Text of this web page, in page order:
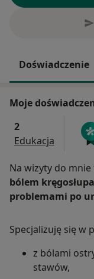
Doświadczenie
Moje
2
Edukacja
Na wizyty do
bólem
problemami po
Specjalizuję się w
z bólami
stawów,